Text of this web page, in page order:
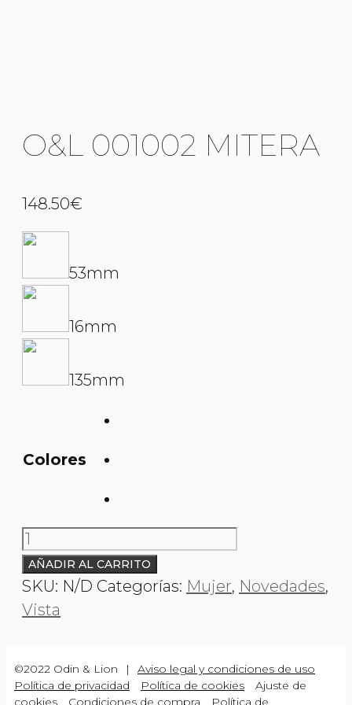
O&L 001002 MITERA
148.50€
53mm
16mm
135mm
Colores
O&L
001002
MITERA
cantidad
AÑADIR AL CARRITO
SKU: N/D Categorías: Mujer, Novedades,
Vista
©2022 Odin & Lion |
Aviso legal y condiciones de uso
Política de privacidad
Política de cookies
Ajuste de
cookies
Condiciones de compra Política de